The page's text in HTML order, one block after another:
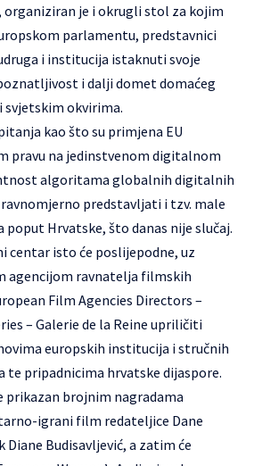
je i okrugli stol za kojim
parlamentu, predstavnici
i institucija istaknuti svoje
i dalji domet domaćeg
okvirima.
kao što su primjena EU
pravu na jedinstvenom digitalnom
algoritama globalnih digitalnih
predstavljati i tzv. male
Hrvatske, što danas nije slučaj.
centar isto će poslijepodne, uz
agencijom ravnatelja filmskih
Film Agencies Directors –
– Galerie de la Reine upriličiti
europskih institucija i stručnih
te pripadnicima hrvatske dijaspore.
prikazan brojnim nagradama
igrani film redateljice Dane
Diane Budisavljević, a zatim će